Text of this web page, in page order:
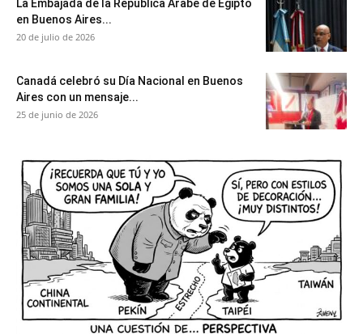
La Embajada de la República Árabe de Egipto
en Buenos Aires...
20 de julio de 2026
Canadá celebró su Día Nacional en Buenos
Aires con un mensaje...
25 de junio de 2026